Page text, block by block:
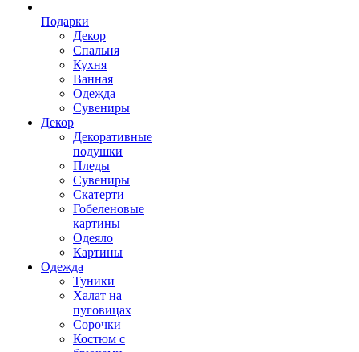
Подарки
Декор
Спальня
Кухня
Ванная
Одежда
Сувениры
Декор
Декоративные
подушки
Пледы
Сувениры
Скатерти
Гобеленовые
картины
Одеяло
Картины
Одежда
Туники
Халат на
пуговицах
Сорочки
Костюм с